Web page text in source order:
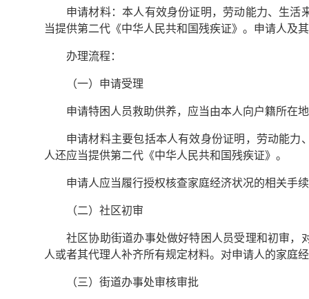
申请材料：本人有效身份证明，劳动能力、生
当提供第二代《中华人民共和国残疾证》。申请人及
办理流程：
（一）申请受理
申请特困人员救助供养，应当由本人向户籍所在
申请材料主要包括本人有效身份证明，劳动能
人还应当提供第二代《中华人民共和国残疾证》。
申请人应当履行授权核查家庭经济状况的相关手
（二）社区初审
社区协助街道办事处做好特困人员受理和初审，
人或者其代理人补齐所有规定材料。对申请人的家庭
（三）街道办事处审核审批